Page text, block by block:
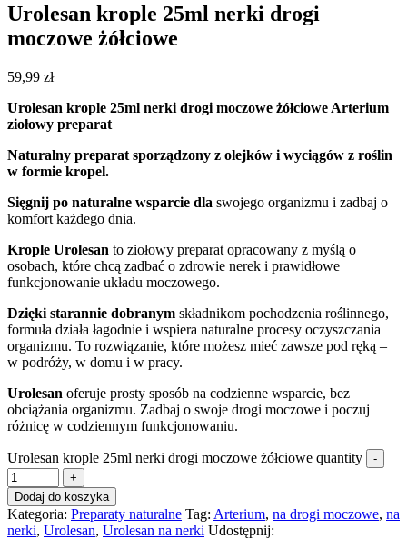
Urolesan krople 25ml nerki drogi
moczowe żółciowe
59,99 zł
Urolesan krople 25ml nerki drogi moczowe żółciowe Arterium
ziołowy preparat
Naturalny preparat sporządzony z olejków i wyciągów z roślin
w formie kropel.
Sięgnij po naturalne wsparcie dla swojego organizmu i zadbaj o
komfort każdego dnia.
Krople Urolesan to ziołowy preparat opracowany z myślą o
osobach, które chcą zadbać o zdrowie nerek i prawidłowe
funkcjonowanie układu moczowego.
Dzięki starannie dobranym składnikom pochodzenia roślinnego,
formuła działa łagodnie i wspiera naturalne procesy oczyszczania
organizmu. To rozwiązanie, które możesz mieć zawsze pod ręką –
w podróży, w domu i w pracy.
Urolesan oferuje prosty sposób na codzienne wsparcie, bez
obciążania organizmu. Zadbaj o swoje drogi moczowe i poczuj
różnicę w codziennym funkcjonowaniu.
Urolesan krople 25ml nerki drogi moczowe żółciowe quantity
Dodaj do koszyka
Kategoria: Preparaty naturalne Tag: Arterium, na drogi moczowe, na
nerki, Urolesan, Urolesan na nerki Udostępnij: